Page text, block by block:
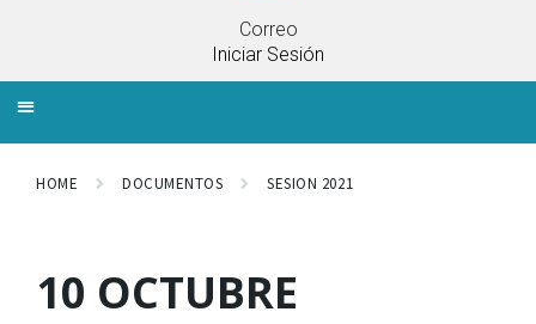
Correo
Iniciar Sesión
HOME DOCUMENTOS SESION 2021
10 OCTUBRE